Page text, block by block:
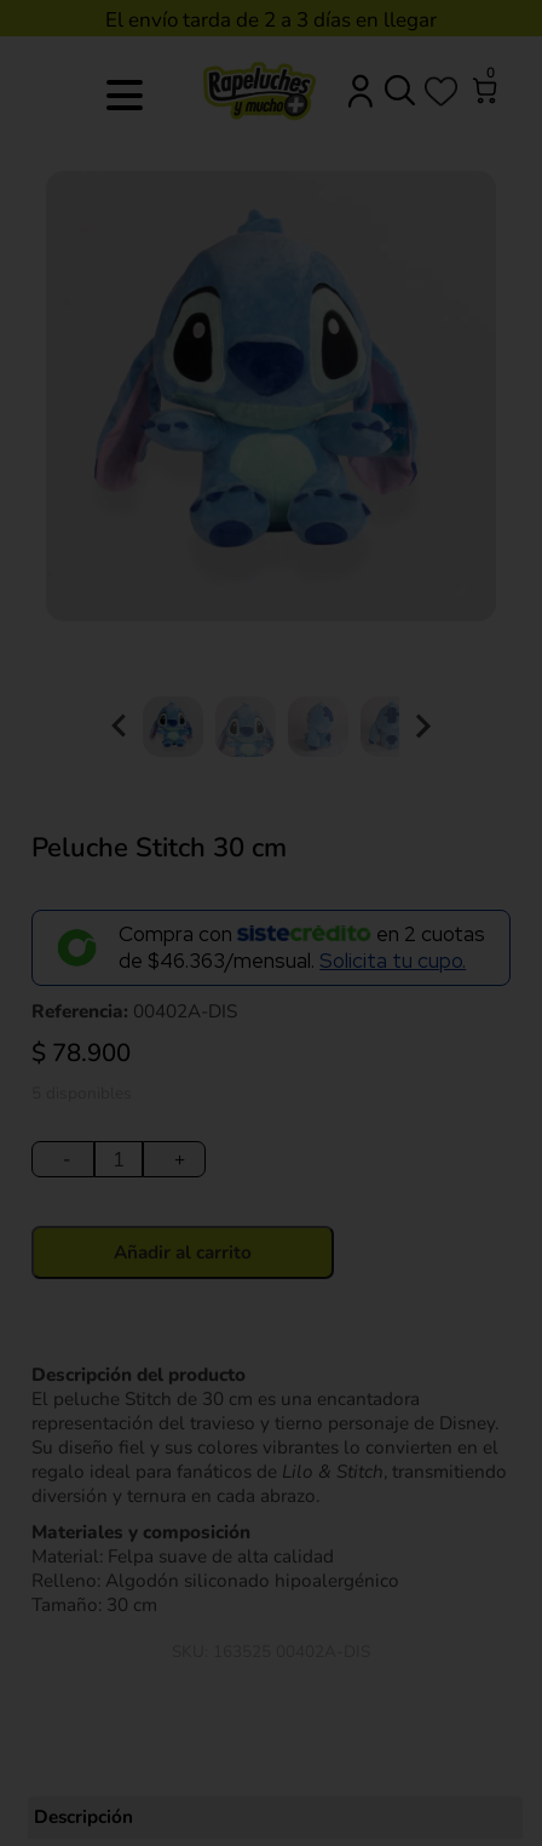
El envío tarda de 2 a 3 días en llegar
0
Peluche Stitch 30 cm
Compra con en 2 cuotas
de $46.363/mensual. Solicita tu cupo.
Descripción del producto
El peluche Stitch de 30 cm es una encantadora
representación del travieso y tierno personaje de Disney.
Su diseño fiel y sus colores vibrantes lo convierten en el
regalo ideal para fanáticos de Lilo & Stitch, transmitiendo
diversión y ternura en cada abrazo.
Materiales y composición
Material: Felpa suave de alta calidad
Relleno: Algodón siliconado hipoalergénico
Tamaño: 30 cm
Referencia: 00402A-DIS
$ 78.900
-
Stitch
30
+
Añadir al carrito
Descripción